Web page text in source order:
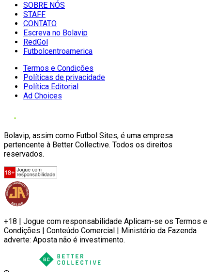
SOBRE NÓS
STAFF
CONTATO
Escreva no Bolavip
RedGol
Futbolcentroamerica
Termos e Condições
Políticas de privacidade
Política Editorial
Ad Choices
Bolavip, assim como Futbol Sites, é uma empresa
pertencente à Better Collective. Todos os direitos
reservados.
+18 | Jogue com responsabilidade Aplicam-se os Termos e
Condições | Conteúdo Comercial | Ministério da Fazenda
adverte: Aposta não é investimento.